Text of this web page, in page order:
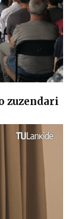
zuzendari